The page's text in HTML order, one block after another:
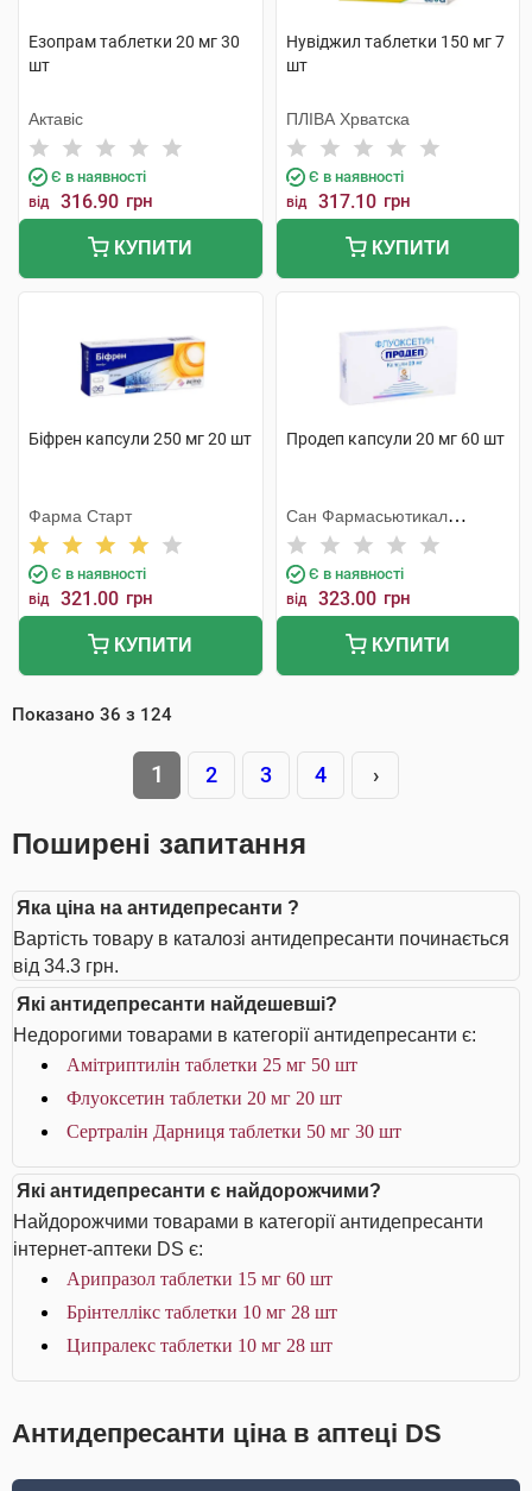
Езопрам таблетки 20 мг 30
шт
Актавіс
Є в наявності
від 316.90 грн
КУПИТИ
Нувіджил таблетки 150 мг 7
шт
ПЛІВА Хрватска
Є в наявності
від 317.10 грн
КУПИТИ
Біфрен капсули 250 мг 20 шт
Фарма Старт
Є в наявності
від 321.00 грн
КУПИТИ
Продеп капсули 20 мг 60 шт
Сан Фармасьютикал
Індастріз
Є в наявності
від 323.00 грн
КУПИТИ
Показано 36 з 124
1 2 3 4 ›
Поширені запитання
Яка ціна на антидепресанти ?
Вартість товару в каталозі антидепресанти починається
від 34.3 грн.
Які антидепресанти найдешевші?
Недорогими товарами в категорії антидепресанти є:
Амітриптилін таблетки 25 мг 50 шт
Флуоксетин таблетки 20 мг 20 шт
Сертралін Дарниця таблетки 50 мг 30 шт
Які антидепресанти є найдорожчими?
Найдорожчими товарами в категорії антидепресанти
інтернет-аптеки DS є:
Арипразол таблетки 15 мг 60 шт
Брінтеллікс таблетки 10 мг 28 шт
Ципралекс таблетки 10 мг 28 шт
Антидепресанти ціна в аптеці DS